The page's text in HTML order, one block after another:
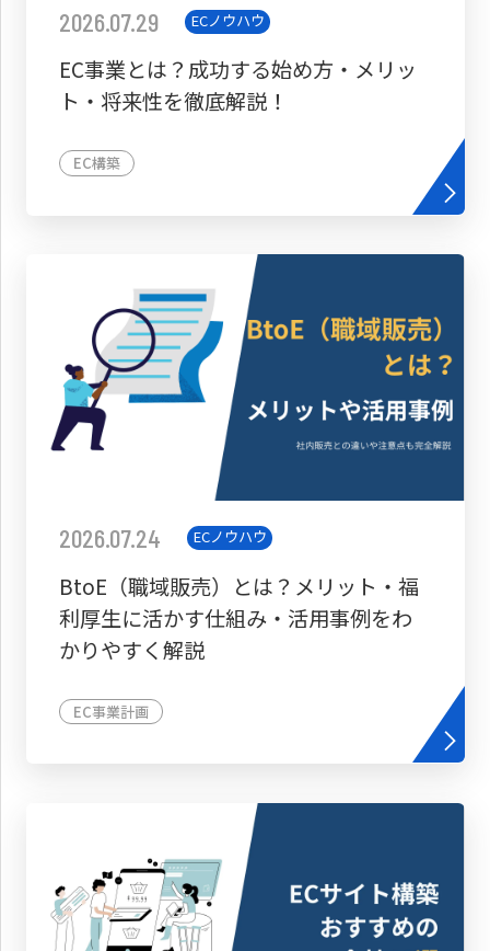
2026.07.29 ECノウハウ
EC事業とは？成功する始め方・メリッ
ト・将来性を徹底解説！
EC構築
2026.07.24 ECノウハウ
BtoE（職域販売）とは？メリット・福
利厚生に活かす仕組み・活用事例をわ
かりやすく解説
EC事業計画